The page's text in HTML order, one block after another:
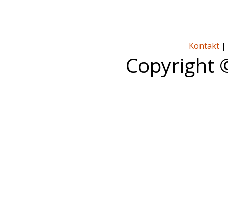
Kontakt |
Copyright